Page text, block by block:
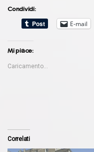
Condividi:
E-mail
Mi piace:
Caricamento...
Correlati